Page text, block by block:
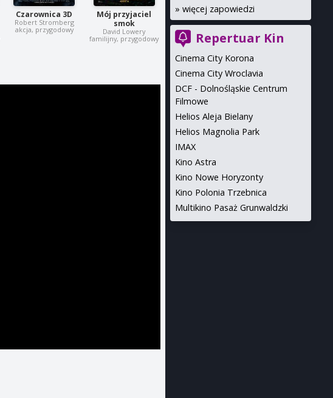
Czarownica 3D
Robert Stromberg
akcja, przygodowy
Mój przyjaciel
smok
David Lowery
familijny, przygodowy
» więcej zapowiedzi
Repertuar Kin
Cinema City Korona
Cinema City Wroclavia
DCF - Dolnośląskie Centrum
Filmowe
Helios Aleja Bielany
Helios Magnolia Park
IMAX
Kino Astra
Kino Nowe Horyzonty
Kino Polonia Trzebnica
Multikino Pasaż Grunwaldzki